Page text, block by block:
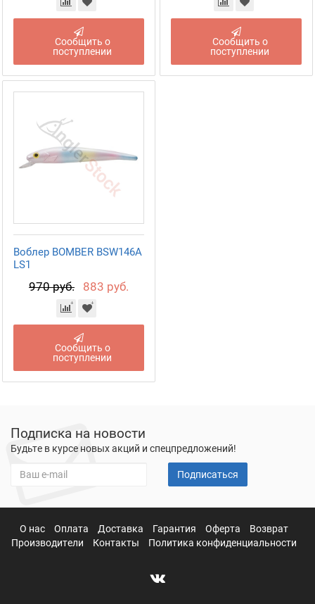
Сообщить о
поступлении
Сообщить о
поступлении
Воблер BOMBER BSW146A
LS1
970 руб. 883 руб.
Сообщить о
поступлении
Подписка на новости
Будьте в курсе новых акций и спецпредложений!
Подписаться
О нас Оплата Доставка Гарантия Оферта
Возврат
Производители
Контакты Политика конфиденциальности